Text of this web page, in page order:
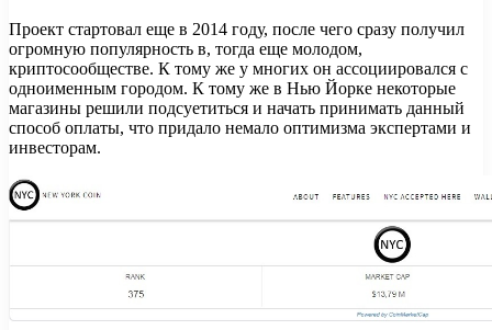
Проект стартовал еще в 2014 году, после чего сразу получил
огромную популярность в, тогда еще молодом,
криптосообществе. К тому же у многих он ассоциировался с
одноименным городом. К тому же в Нью Йорке некоторые
магазины решили подсуетиться и начать принимать данный
способ оплаты, что придало немало оптимизма экспертами и
инвесторам.